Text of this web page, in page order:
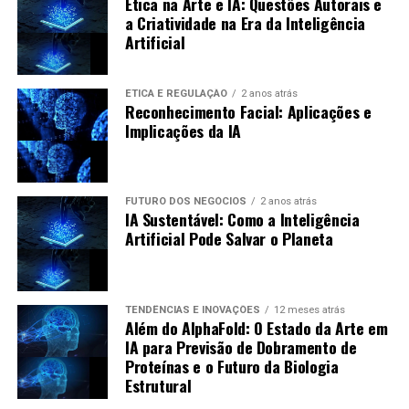
rapidamente suas estratégias e ofertas. A interação com
influenciadores e criadores de conteúdo também ajuda a
estabelecer autenticidade e criar tendências.
Integração com Outras Mídias:Podcasts podem
ser integrados com vídeo e texto, criando
experiências mais ricas.
Uso de Dados:
A personalização do conteúdo com
base nos dados dos ouvintes deve crescer.
Interatividade:
podcasts pode tornar a produção mais envolvente.
Estudo de Caso: Sucesso com
Podcasts Gerados por IA
Um excelente exemplo de sucesso é o podcast “AI
Revolution”, que utiliza ferramentas de IA para gerar
conceitos e episódios. O resultado foi:
Crescimento Rápido:
a Criatividade na Era da Inteligência
Artificial
ÉTICA E REGULAÇÃO 2 anos atrás
Reconhecimento Facial: Aplicações e
Implicações da IA
FUTURO DOS NEGÓCIOS 2 anos atrás
IA Sustentável: Como a Inteligência
Artificial Pode Salvar o Planeta
TENDÊNCIAS E INOVAÇÕES 12 meses atrás
Além do AlphaFold: O Estado da Arte em
IA para Previsão de Dobramento de
Proteínas e o Futuro da Biologia
Estrutural